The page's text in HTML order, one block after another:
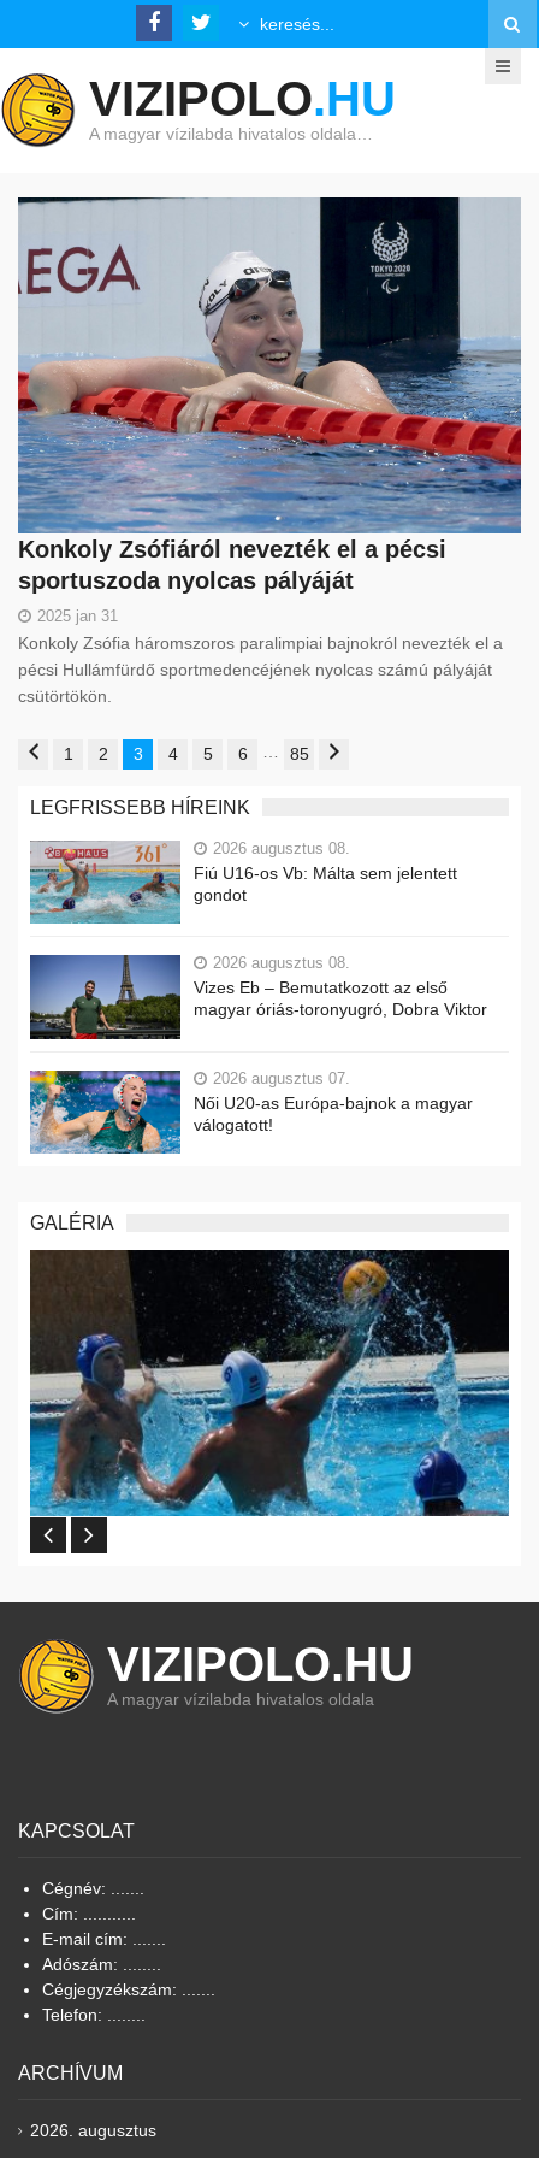
VIZIPOLO.HU
A magyar vízilabda hivatalos oldala…
Konkoly Zsófiáról nevezték el a pécsi
sportuszoda nyolcas pályáját
2025 jan 31
Konkoly Zsófia háromszoros paralimpiai bajnokról nevezték el a
pécsi Hullámfürdő sportmedencéjének nyolcas számú pályáját
csütörtökön.
1 2 3 4 5 6 85
LEGFRISSEBB HÍREINK
2026 augusztus 08.
Fiú U16-os Vb: Málta sem jelentett
gondot
2026 augusztus 08.
Vizes Eb – Bemutatkozott az első
magyar óriás-toronyugró, Dobra Viktor
2026 augusztus 07.
Női U20-as Európa-bajnok a magyar
válogatott!
GALÉRIA
VIZIPOLO.HU
A magyar vízilabda hivatalos oldala
KAPCSOLAT
Cégnév: .......
Cím: ...........
E-mail cím: .......
Adószám: ........
Cégjegyzékszám: .......
Telefon: ........
ARCHÍVUM
2026. augusztus